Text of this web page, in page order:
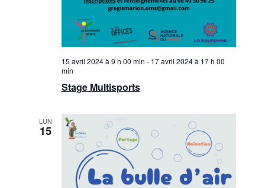
Stage Multisports
15 avril 2024 à 9 h 00 min - 17 avril 2024 à 17 h 00
min
LUN
15